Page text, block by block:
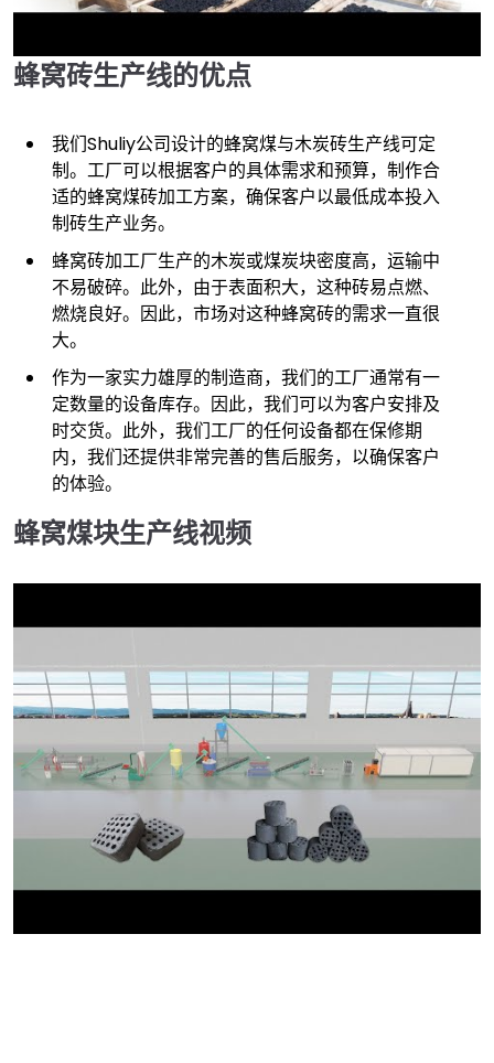
►
蜂窝砖生产线的优点
我们Shuliy公司设计的蜂窝煤与木炭砖生产线可定
制。工厂可以根据客户的具体需求和预算，制作合
适的蜂窝煤砖加工方案，确保客户以最低成本投入
制砖生产业务。
蜂窝砖加工厂生产的木炭或煤炭块密度高，运输中
不易破碎。此外，由于表面积大，这种砖易点燃、
燃烧良好。因此，市场对这种蜂窝砖的需求一直很
大。
作为一家实力雄厚的制造商，我们的工厂通常有一
定数量的设备库存。因此，我们可以为客户安排及
时交货。此外，我们工厂的任何设备都在保修期
内，我们还提供非常完善的售后服务，以确保客户
的体验。
蜂窝煤块生产线视频